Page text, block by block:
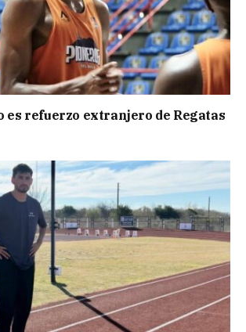
es refuerzo extranjero de Regatas